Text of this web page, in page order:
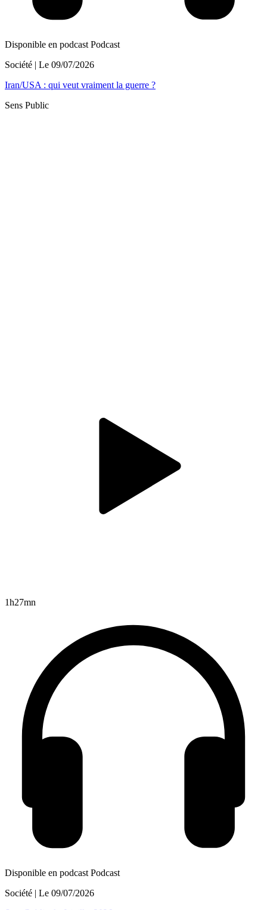
Disponible en podcast Podcast
Société | Le 09/07/2026
Iran/USA : qui veut vraiment la guerre ?
Sens Public
1h27mn
Disponible en podcast Podcast
Société | Le 09/07/2026